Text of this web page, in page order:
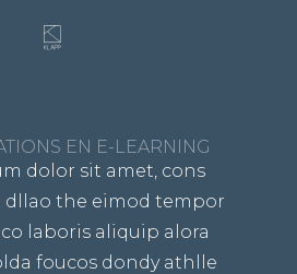
EN E-LEARNING
dolor sit amet, cons
dllao the eimod tempor
laboris aliquip alora
foucos dondy athlle